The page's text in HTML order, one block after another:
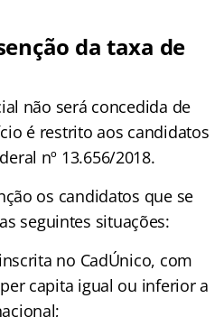
da taxa de
não será concedida de
é restrito aos candidatos
nº 13.656/2018.
os candidatos que se
seguintes situações:
no CadÚnico, com
capita igual ou inferior a